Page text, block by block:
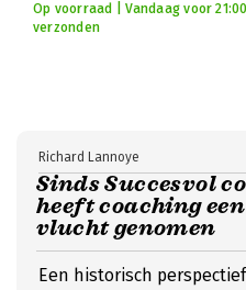
Op voorraad | Vandaag voor
verzonden
Sinds Succesvol
heeft coaching
vlucht genomen
Richard Lannoye
Een historisch